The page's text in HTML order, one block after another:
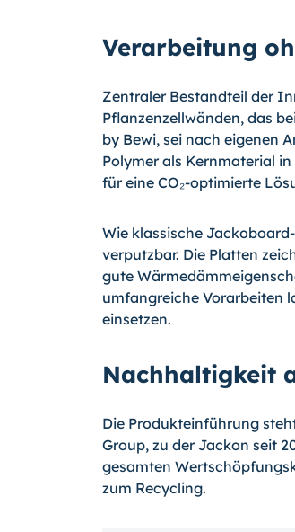
Verarbeitung
Zentraler Bestandteil der
Pflanzenzellwänden, das
by Bewi, sei nach eigenen
Polymer als Kernmaterial
für eine CO₂-optimierte
Wie klassische
verputzbar. Die Platten
gute
umfangreiche Vorarbeiten
einsetzen.
Nachhaltigkeit
Die Produkteinführung
Group, zu der Jackon seit
gesamten
zum Recycling.